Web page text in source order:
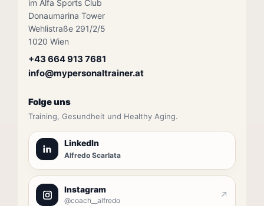
im Alfa Sports Club
Donaumarina Tower
Wehlistraße 291/2/5
1020 Wien
+43 664 913 7681
info@mypersonaltrainer.at
Folge uns
Training, Gesundheit und Healthy Aging.
LinkedIn
Alfredo Scarlata
Instagram
@coach__alfredo ↗